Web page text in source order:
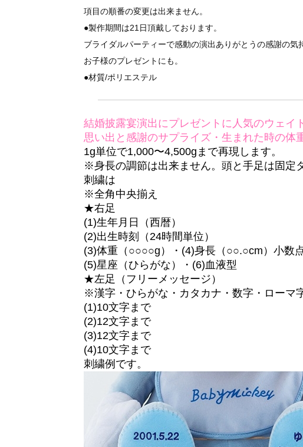
項目の順番の変更は出来ません。
●製作期間は21日頂戴しております。
ブライダルパーティーで感動の演出ありがとうの感謝の気
お子様のプレゼントにも。
●材質/ポリエステル
結婚披露宴演出にプレゼントに人気のウェイ
思い出と感謝のサプライズ・生まれた時の体
1g単位で1,000〜4,500gまで再現します。
※身長の調節は出来ません。頭と手足は固定
刺繍は
※全角中央揃え
★右足
(1)生年月日（西暦）
(2)出生時刻（24時間単位）
(3)体重（○○○○g）・(4)身長（○○.○cm）小数
(5)星座（ひらがな）・(6)血液型
★左足（フリーメッセージ）
※漢字・ひらがな・カタカナ・数字・ローマ
(1)10文字まで
(2)12文字まで
(3)12文字まで
(4)10文字まで
刺繍例です。